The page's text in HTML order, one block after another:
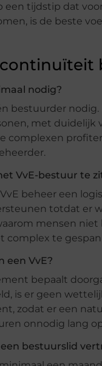
tijdstip dat
is de beste
nodig?
bestuurder
met duidelijk
complexen
VvE-bestuur te
beheer een
totdat er
mensen niet
complex te
een VvE?
bepaalt
is er geen
zodat er een
onnodig lang
bestuurslid